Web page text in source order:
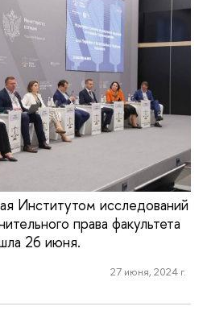
Институтом исследований
права факультета
26 июня.
27 июня, 2024 г.